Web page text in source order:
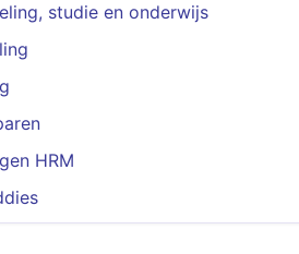
studie en onderwijs
HRM